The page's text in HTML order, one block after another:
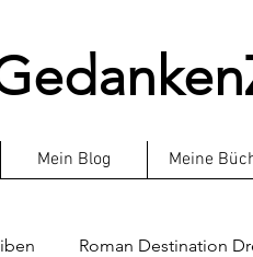
Mein Blog Meine
Roman Destination